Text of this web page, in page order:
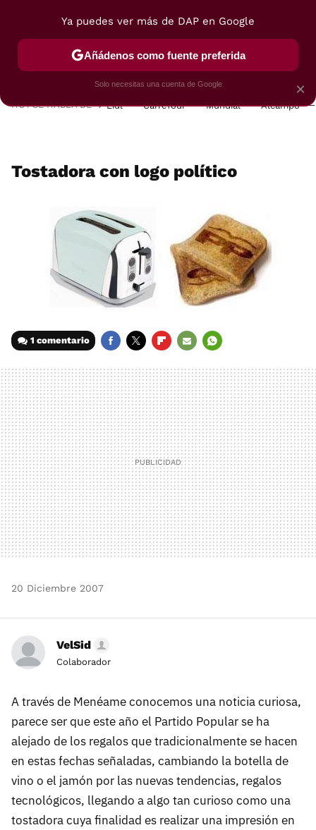
POSTRES VIAJES SELECCIÓN VEGUI
HOY SE HABLA DE Lidl Carrefour Mundial Alcampo
Tostadora con logo político
1 comentario
MAIL
20 Diciembre 2007
VelSid
Colaborador
A través de Menéame conocemos una noticia curiosa,
parece ser que este año el Partido Popular se ha
alejado de los regalos que tradicionalmente se hacen
en estas fechas señaladas, cambiando la botella de
vino o el jamón por las nuevas tendencias, regalos
tecnológicos, llegando a algo tan curioso como una
tostadora cuya finalidad es realizar una impresión en
×
Ya puedes ver más de DAP en Google
Añádenos como fuente preferida
Solo necesitas una cuenta de Google